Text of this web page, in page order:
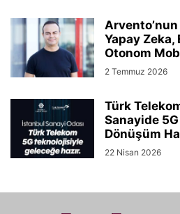
Yapay
Otonom
2 Temmuz 2026
Türk
Sanayide
Dönüşüm
22 Nisan 2026